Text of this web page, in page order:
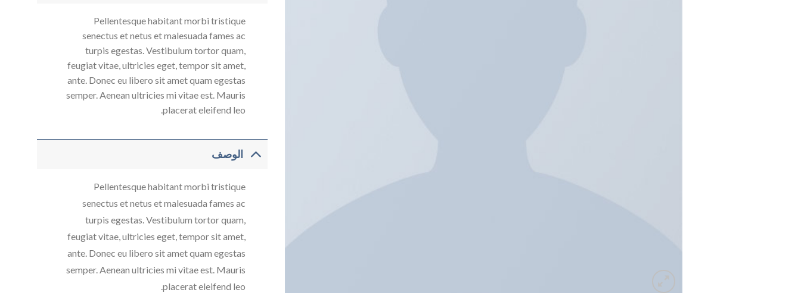
Pellentesque habitant morbi tristique
senectus et netus et malesuada fames ac
turpis egestas. Vestibulum tortor quam,
feugiat vitae, ultricies eget, tempor sit amet,
ante. Donec eu libero sit amet quam egestas
semper. Aenean ultricies mi vitae est. Mauris
placerat eleifend leo.
الوصف
Pellentesque habitant morbi tristique
senectus et netus et malesuada fames ac
turpis egestas. Vestibulum tortor quam,
feugiat vitae, ultricies eget, tempor sit amet,
ante. Donec eu libero sit amet quam egestas
semper. Aenean ultricies mi vitae est. Mauris
placerat eleifend leo.